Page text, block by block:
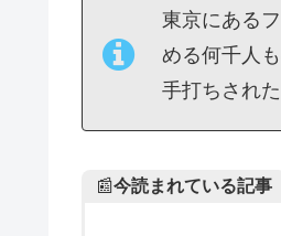
東京にある
める何千人
手打ちされ
📰今読まれている記事